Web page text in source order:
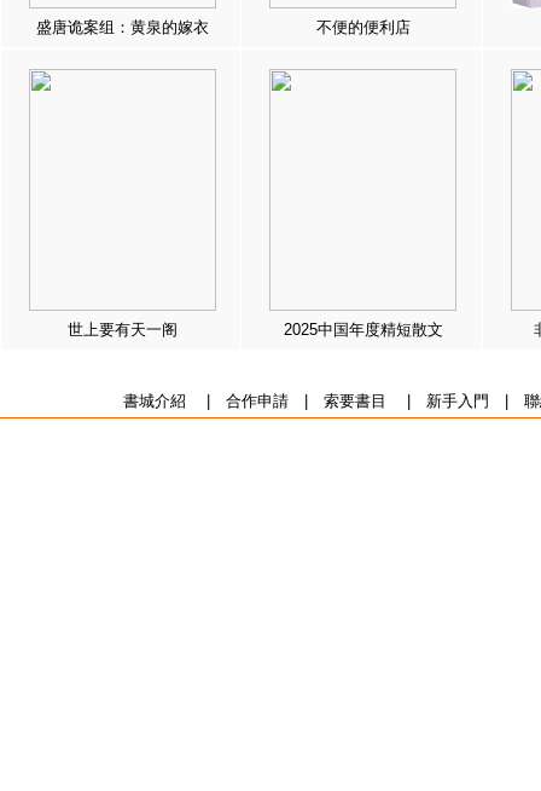
盛唐诡案组：黄泉的嫁衣 不便的便利店
世上要有天一阁 2025中国年度精短散文
書城介紹 合作申請| 索要書目 新手入門